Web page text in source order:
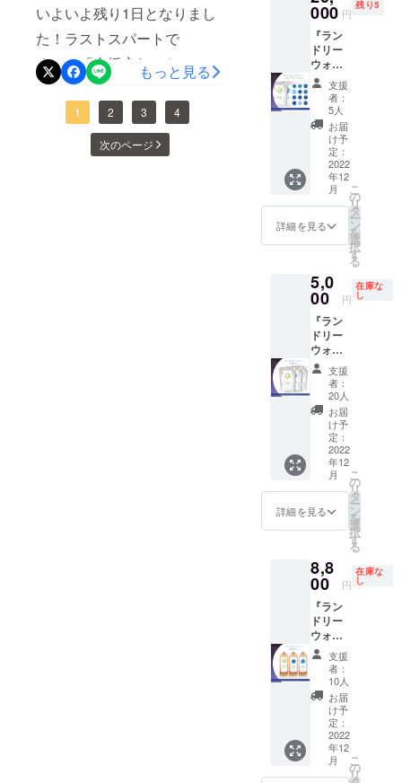
試しだけでいただけるとう
れしいです。ご参加いただ
く占い師さんは、・彌彌
告 さん・ヨシノ・エリ
カ さん・桜羽佑瑛 さ
ん・麻由古 さん詳しいご
現在、台湾での製造を進め
ている最中です。お届けの
準備が整いましたら、改め
てご連絡いたします。よろ
しくお願いいたします。ラ
ンドリーウォッシュシリー
ありがとうございます。胸
をはって正式販売に望めそ
うです。さて、12月正式販
売開始予定のランドリー
ウォッシュシリーズを誰よ
りも早くお試しいただける
いよいよ残り1日となりまし
た！ラストスパートで
す！！「支援忘れてた！」
「まだ迷っているんだよ
ねー･･･」「以下、プロジェ
クトのこと知った！」そん
もっと見る
1 2 3 4
次のページ
す ※送
料込み
の価格
です
びいた
ばと思
いま
す。 無
香料も
お選び
いただ
けま
す。 ３
種類、
すべて
同じ香
りを選
ぶこと
も可能
詰替え
パウチ
に入っ
た液体
洗剤で
す ※送
料を含
みます
タイ
プ） 3
本 ボト
ルタイ
プ
（700m
l）のラ
ンド
リー
ウォッ
シュを
無香料
と12星
座の香
りの中
からお
ものを3
びいた
だける
です。
ご自身
の星座
とご家
族の星
座な
ど、気
になる
星座を
お選び
くださ
い。 無
香料も
お選び
種類、
すべて
同じ香
りを選
ぶこと
も可能
です。
ボトル
タイプ
は、正
式販売
開始予
定の製
品と同
製品に
000 円
残り5
『ラン
ドリー
ウォッ
シュ
13種コ
ンプ
リート
セッ
ト』 ラ
ンド
リー
ウォッ
シュの
全ライ
ンナッ
きるコ
ンプ
リート
セット
プラン
です。
260ml
詰替え
パウチ
に入っ
た無香
料を含
む13種
類のラ
ンド
リー
ウォッ
けま
す。
入リの
詰替え
パウチ
に入っ
た液体
洗剤で
す ※送
料を含
みます
支援
者：
5人
お届
け予
定：
2022
年12
月
詳細を見る
こ
の
リ
タ
ー
ン
を
選
択
す
る
5,0
00 円
在庫な
し
『ラン
ドリー
ウォッ
シュ
選べる3
本セッ
ト』 お
好きな
星座の
ランド
リー
ウォッ
シュ
（260ｍ
l詰め替
本 無香
料と12
星座の
香りの
中から
お好き
なもの
を3点お
選びい
ただけ
るプラ
ンで
す。 ご
自身の
星座と
支援
者：
20人
お届
け予
定：
2022
年12
月
詳細を見る
こ
の
リ
タ
ー
ン
を
選
択
す
る
8,8
00 円
在庫な
し
『ラン
ドリー
ウォッ
シュ
ボトル
タイ
プ 選
べる3本
セッ
ト』 お
好きな
星座の
ランド
支援
者：
10人
お届
け予
定：
2022
年12
月
こ
の
リ